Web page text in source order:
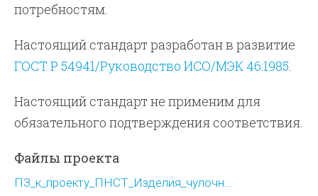
потребностям.
Настоящий стандарт разработан в развитие
ГОСТ Р 54941/Руководство ИСО/МЭК 46:1985.
Настоящий стандарт не применим для
обязательного подтверждения соответствия.
Файлы проекта
ПЗ_к_проекту_ПНСТ_Изделия_чулочн...